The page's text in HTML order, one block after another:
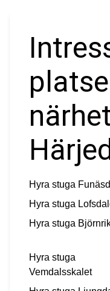
Hyra stuga
Hyra stuga
Hyra stuga
Hyra stuga
Vemdalsskalet